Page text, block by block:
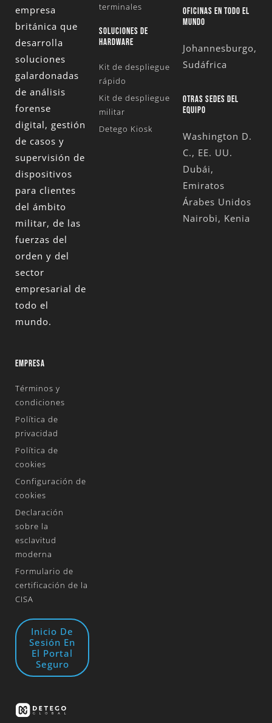
empresa
británica que
desarrolla
soluciones
galardonadas
de análisis
forense
digital, gestión
de casos y
supervisión de
dispositivos
para clientes
del ámbito
militar, de las
fuerzas del
orden y del
sector
empresarial de
todo el
mundo.
terminales
SOLUCIONES DE
HARDWARE
Kit de despliegue
rápido
Kit de despliegue
militar
Detego Kiosk
OFICINAS EN TODO EL
MUNDO
Johannesburgo,
Sudáfrica
OTRAS SEDES DEL
EQUIPO
Washington D.
C., EE. UU.
Dubái,
Emiratos
Árabes Unidos
Nairobi, Kenia
EMPRESA
Términos y
condiciones
Política de
privacidad
Política de
cookies
Configuración de
cookies
Declaración
sobre la
esclavitud
moderna
Formulario de
certificación de la
CISA
Inicio De
Sesión En
El Portal
Seguro